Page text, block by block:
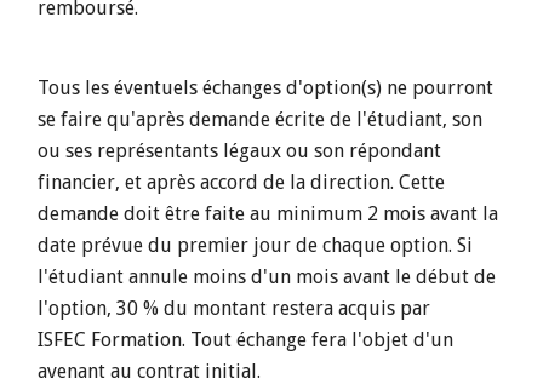
remboursé.
Tous les éventuels échanges d'option(s) ne pourront
se faire qu'après demande écrite de l'étudiant, son
ou ses représentants légaux ou son répondant
financier, et après accord de la direction. Cette
demande doit être faite au minimum 2 mois avant la
date prévue du premier jour de chaque option. Si
l'étudiant annule moins d'un mois avant le début de
l'option, 30 % du montant restera acquis par
ISFEC Formation. Tout échange fera l'objet d'un
avenant au contrat initial.